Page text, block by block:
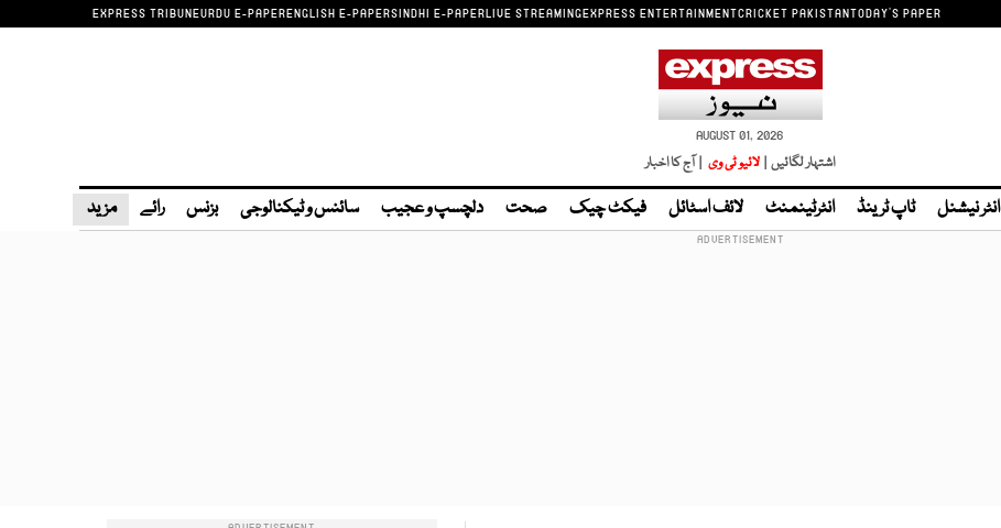
EXPRESS TRIBUNEURDU E-PAPERENGLISH E-PAPERSINDHI E-PAPERLIVE STREAMINGEXPRESS ENTERTAINMENTCRICKET PAKISTANTODAY'S PAPER
AUGUST 01, 2026
اشتہار لگائیں | لائیو ٹی وی | آج کا اخبار
انٹر نیشنل ٹاپ ٹرینڈ انٹرٹینمنٹ لائف اسٹائل فیکٹ چیک صحت دلچسپ و عجیب سائنس و ٹیکنالوجی بزنس رائے مزید